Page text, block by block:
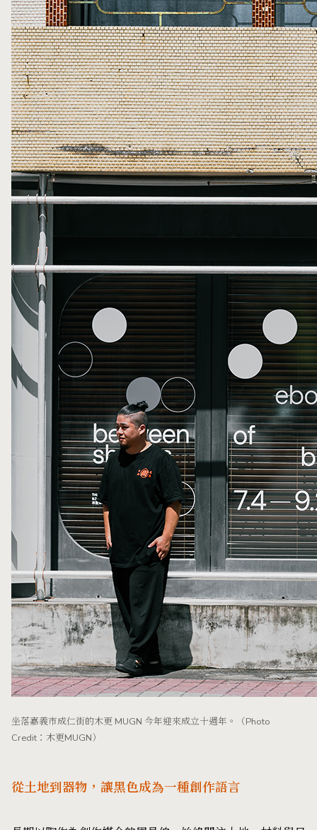
坐落嘉義市成仁街的木更 MUGN 今年迎來成立十週年。（Photo
Credit：木更MUGN）
從土地到器物，讓黑色成為一種創作語言